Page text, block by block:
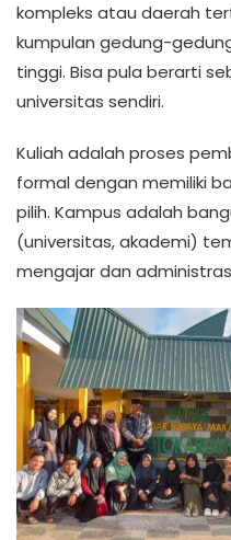
kompleks atau daerah
kumpulan gedung-
tinggi. Bisa pula berarti
universitas sendiri.
Kuliah adalah proses
formal dengan memiliki
pilih. Kampus adalah
(universitas, akademi)
mengajar dan